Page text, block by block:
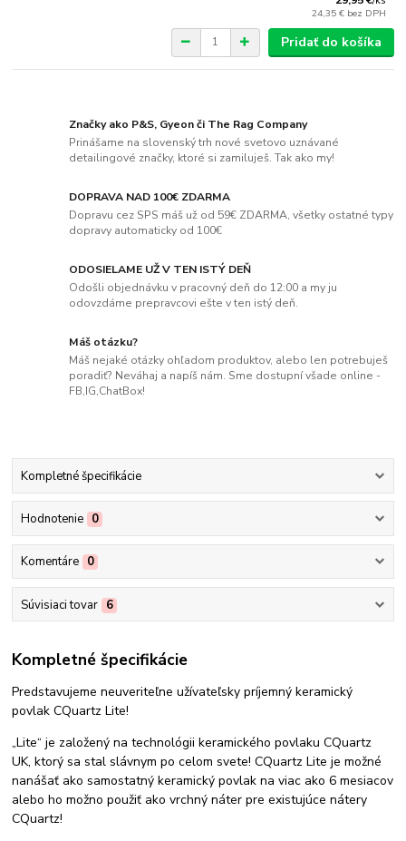
24,35 € bez DPH
Pridať do košíka
Značky ako P&S, Gyeon či The Rag Company
Prinášame na slovenský trh nové svetovo uznávané
detailingové značky, ktoré si zamiluješ. Tak ako my!
DOPRAVA NAD 100€ ZDARMA
Dopravu cez SPS máš už od 59€ ZDARMA, všetky ostatné typy
dopravy automaticky od 100€
ODOSIELAME UŽ V TEN ISTÝ DEŇ
Odošli objednávku v pracovný deň do 12:00 a my ju
odovzdáme prepravcovi ešte v ten istý deň.
Máš otázku?
Máš nejaké otázky ohľadom produktov, alebo len potrebuješ
poradiť? Neváhaj a napíš nám. Sme dostupní všade online -
FB,IG,ChatBox!
Kompletné špecifikácie
Hodnotenie 0
Komentáre 0
Súvisiaci tovar 6
Kompletné špecifikácie
Predstavujeme neuveriteľne užívateľsky príjemný keramický
povlak CQuartz Lite!
„Lite“ je založený na technológii keramického povlaku CQuartz
UK, ktorý sa stal slávnym po celom svete! CQuartz Lite je možné
nanášať ako samostatný keramický povlak na viac ako 6 mesiacov
alebo ho možno použiť ako vrchný náter pre existujúce nátery
CQuartz!